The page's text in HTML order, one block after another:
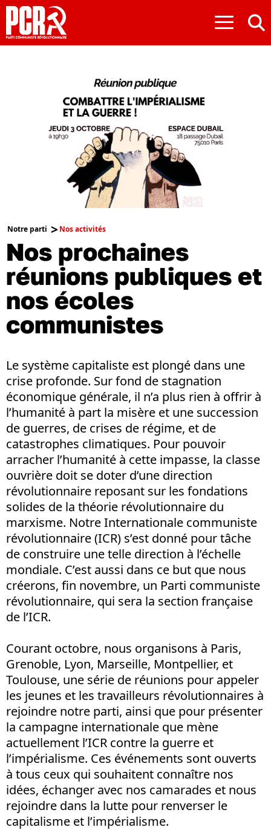
≡
Notre parti Nos activités
Nos prochaines
réunions publiques et
nos écoles
communistes
Le système capitaliste est plongé dans une
crise profonde. Sur fond de stagnation
économique générale, il n’a plus rien à offrir à
l’humanité à part la misère et une succession
de guerres, de crises de régime, et de
catastrophes climatiques. Pour pouvoir
arracher l’humanité à cette impasse, la classe
ouvrière doit se doter d’une direction
révolutionnaire reposant sur les fondations
solides de la théorie révolutionnaire du
marxisme. Notre Internationale communiste
révolutionnaire (ICR) s’est donné pour tâche
de construire une telle direction à l’échelle
mondiale. C’est aussi dans ce but que nous
créerons, fin novembre, un Parti communiste
révolutionnaire, qui sera la section française
de l’ICR.
Courant octobre, nous organisons à Paris,
Grenoble, Lyon, Marseille, Montpellier, et
Toulouse, une série de réunions pour appeler
les jeunes et les travailleurs révolutionnaires à
rejoindre notre parti, ainsi que pour présenter
la campagne internationale que mène
actuellement l’ICR contre la guerre et
l’impérialisme. Ces événements sont ouverts
à tous ceux qui souhaitent connaître nos
idées, échanger avec nos camarades et nous
rejoindre dans la lutte pour renverser le
capitalisme et l’impérialisme.